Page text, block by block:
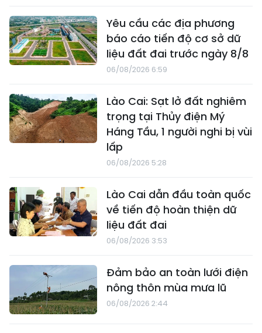
Yêu cầu các địa phương
báo cáo tiến độ cơ sở dữ
liệu đất đai trước ngày 8/8
06/08/2026 6:59
Lào Cai: Sạt lở đất nghiêm
trọng tại Thủy điện Mý
Háng Tầu, 1 người nghi bị vùi
lấp
06/08/2026 5:28
Lào Cai dẫn đầu toàn quốc
về tiến độ hoàn thiện dữ
liệu đất đai
06/08/2026 3:53
Đảm bảo an toàn lưới điện
nông thôn mùa mưa lũ
06/08/2026 2:44